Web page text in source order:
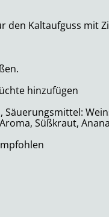
den Kaltaufguss mit
hinzufügen
Säuerungsmittel:
Süßkraut,